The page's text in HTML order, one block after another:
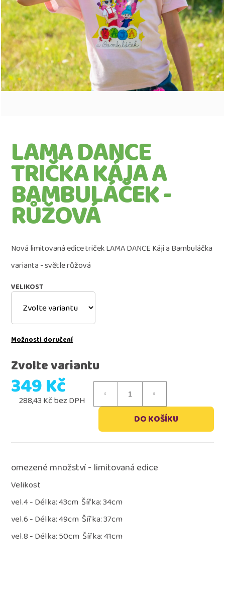
LAMA DANCE
TRIČKA KÁJA A
BAMBULÁČEK -
RŮŽOVÁ
Nová limitovaná edice triček LAMA DANCE Káji a Bambuláčka
varianta - světle růžová
VELIKOST
Možnosti doručení
Zvolte variantu
349 Kč
288,43 Kč bez DPH
DO KOŠÍKU
omezené množství - limitovaná edice
Velikost
vel.4 - Délka: 43cm Šířka: 34cm
vel.6 - Délka: 49cm Šířka: 37cm
vel.8 - Délka: 50cm Šířka: 41cm
t
e
n
a
j
D
o
o
r
č
j
m
-
99
Kč